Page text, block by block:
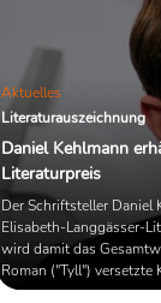
Aktuelles
Literaturauszeichnung
Daniel Kehlmann
Literaturpreis
Der Schriftsteller Daniel
Elisabeth-Langgässer-
wird damit das
Roman ("Tyll")
Schelm Till